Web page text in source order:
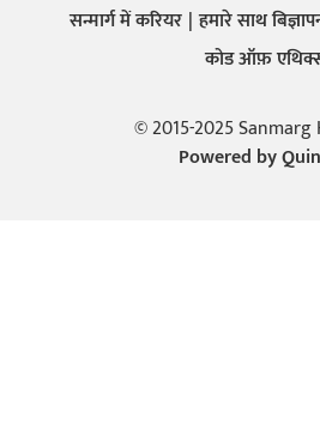
सन्मार्ग में करियर हमारे साथ
कोड ऑफ़
© 2015-2025
Powered by